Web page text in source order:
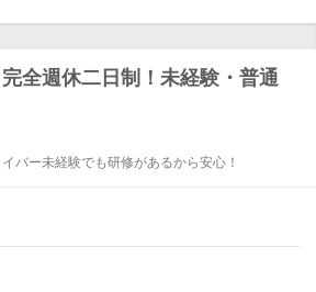
完全週休二日制！未経験・普通
バー未経験でも研修があるから安心！